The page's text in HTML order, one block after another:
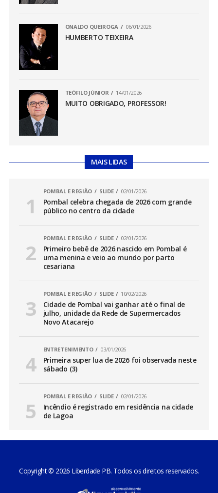
ONALDO QUEIROGA 06/01/2026
HUMBERTO TEIXEIRA
TEÓFILO JÚNIOR 14/01/2026
MUITO OBRIGADO, PROFESSOR!
MAIS LIDAS
POMBAL E REGIÃO SLIDE 02/01/2026
Pombal celebra chegada de 2026 com grande
público no centro da cidade
POMBAL E REGIÃO SLIDE 02/01/2026
Primeiro bebê de 2026 nascido em Pombal é
uma menina e veio ao mundo por parto
cesariana
POMBAL E REGIÃO SLIDE 10/02/2026
Cidade de Pombal vai ganhar até o final de
julho, unidade da Rede de Supermercados
Novo Atacarejo
ENTRETENIMENTO 03/01/2026
Primeira super lua de 2026 foi observada neste
sábado (3)
POMBAL E REGIÃO SLIDE 02/01/2026
Incêndio é registrado em residência na cidade
de Lagoa
Copyright © 2026 Liberdade PB. Todos os direitos reservados.